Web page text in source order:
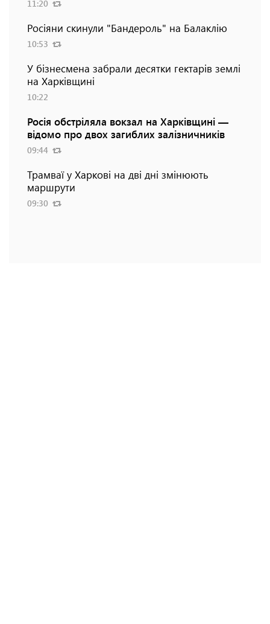
11:20
Росіяни скинули "Бандероль" на Балаклію
10:53
У бізнесмена забрали десятки гектарів землі
на Харківщині
10:22
Росія обстріляла вокзал на Харківщині —
відомо про двох загиблих залізничників
09:44
Трамваї у Харкові на дві дні змінюють
маршрути
09:30